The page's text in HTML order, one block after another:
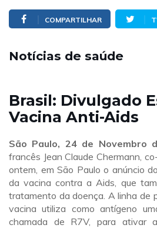
COMPARTILHAR
Notícias de saúde
Brasil: Divulgado
Vacina Anti-Aids
São Paulo, 24 de Novembro
francês Jean Claude Chermann,
ontem, em São Paulo o anúncio
da vacina contra a Aids, que
tratamento da doença. A linha de
vacina utiliza como antígeno
chamada de R7V, para ativar